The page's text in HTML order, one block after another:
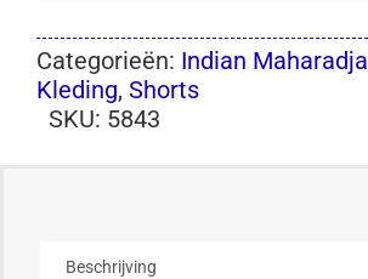
Categorieën: Indian Maharadja
Kleding, Shorts
SKU: 5843
Beschrijving